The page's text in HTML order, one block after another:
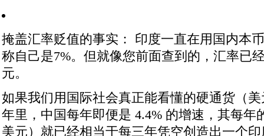
掩盖汇率贬值的事实：
印度一直在用国内本
称自己是7%。但就像您前面查到的，汇率已
元。
如果我们用国际社会真正能看懂的硬通货（
年里，中国每年即便是 4.4% 的增速，其每年
美元）就已经相当于每三年凭空创造出一个